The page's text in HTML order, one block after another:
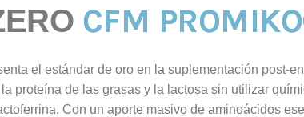
CFM
el estándar de oro en la suplementación post-
proteína de las grasas y la lactosa sin utilizar
Con un aporte masivo de aminoácidos